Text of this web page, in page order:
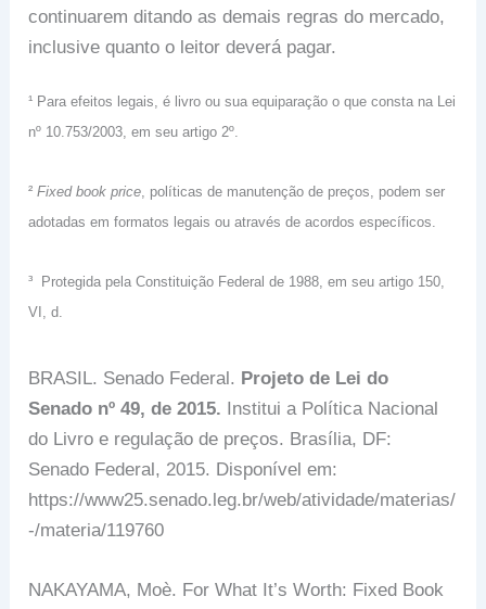
continuarem ditando as demais regras do mercado,
inclusive quanto o leitor deverá pagar.
¹ Para efeitos legais, é livro ou sua equiparação o que consta na Lei
nº 10.753/2003, em seu artigo 2º.
² Fixed book price, políticas de manutenção de preços, podem ser
adotadas em formatos legais ou através de acordos específicos.
³ Protegida pela Constituição Federal de 1988, em seu artigo 150,
VI, d.
BRASIL. Senado Federal. Projeto de Lei do
Senado nº 49, de 2015. Institui a Política Nacional
do Livro e regulação de preços. Brasília, DF:
Senado Federal, 2015. Disponível em:
https://www25.senado.leg.br/web/atividade/materias/
-/materia/119760
NAKAYAMA, Moè. For What It’s Worth: Fixed Book